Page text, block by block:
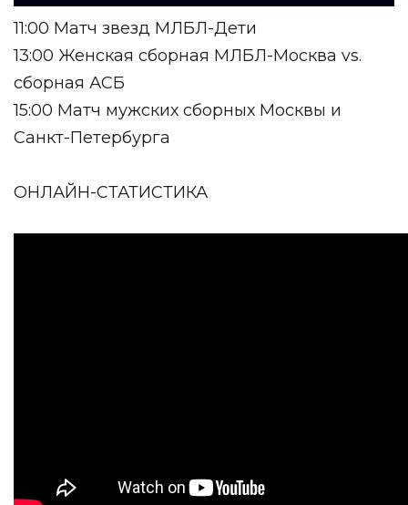
11:00 Матч звезд МЛБЛ-Дети
13:00 Женская сборная МЛБЛ-Москва vs.
сборная АСБ
15:00 Матч мужских сборных Москвы и
Санкт-Петербурга
ОНЛАЙН-СТАТИСТИКА